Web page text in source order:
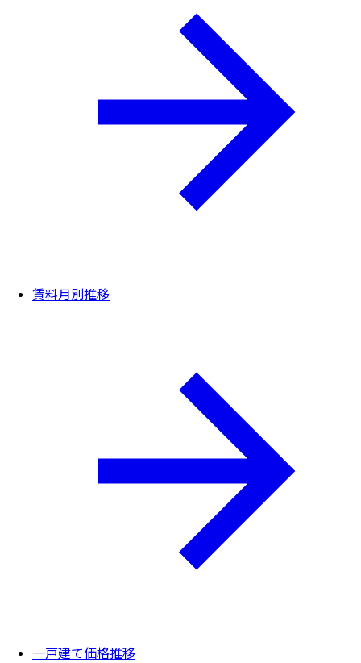
賃料月別推移
一戸建て価格推移